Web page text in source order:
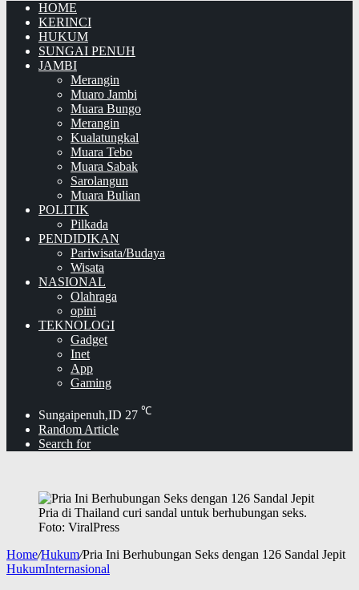
HOME
KERINCI
HUKUM
SUNGAI PENUH
JAMBI
Merangin
Muaro Jambi
Muara Bungo
Merangin
Kualatungkal
Muara Tebo
Muara Sabak
Sarolangun
Muara Bulian
POLITIK
Pilkada
PENDIDIKAN
Pariwisata/Budaya
Wisata
NASIONAL
Olahraga
opini
TEKNOLOGI
Gadget
Inet
App
Gaming
Sungaipenuh,ID 27 ℃
Random Article
Search for
Pria di Thailand curi sandal untuk berhubungan seks.
Foto: ViralPress
Home/Hukum/Pria Ini Berhubungan Seks dengan 126 Sandal Jepit
HukumInternasional